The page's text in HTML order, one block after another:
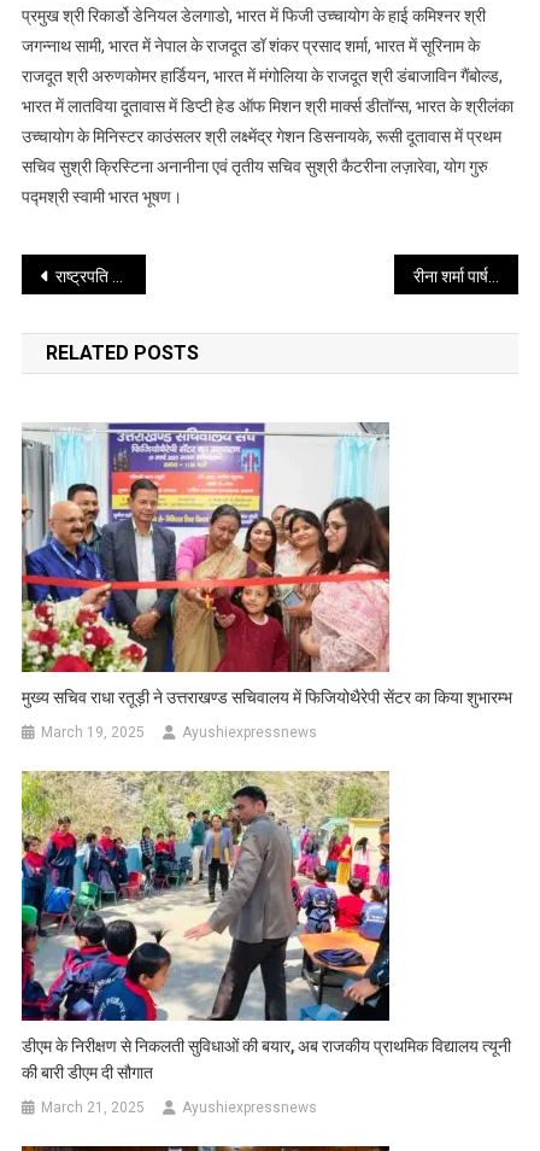
प्रमुख श्री रिकार्डो डेनियल डेलगाडो, भारत में फिजी उच्चायोग के हाई कमिश्नर श्री
जगन्नाथ सामी, भारत में नेपाल के राजदूत डॉ शंकर प्रसाद शर्मा, भारत में सूरिनाम के
राजदूत श्री अरुणकोमर हार्डियन, भारत में मंगोलिया के राजदूत श्री डंबाजाविन गैंबोल्ड,
भारत में लातविया दूतावास में डिप्टी हेड ऑफ मिशन श्री मार्क्स डीतॉन्स, भारत के श्रीलंका
उच्चायोग के मिनिस्टर काउंसलर श्री लक्ष्मेंद्र गेशन डिसनायके, रूसी दूतावास में प्रथम
सचिव सुश्री क्रिस्टिना अनानीना एवं तृतीय सचिव सुश्री कैटरीना लज़ारेवा, योग गुरु
पद्मश्री स्वामी भारत भूषण।
Post
navigation
राष्ट्रपति श्रीमती द्रौपदी मुर्मु के उत्तराखण्ड आगमन पर जौलीग्रांट एयरपोर्ट में राज्यपाल तथा मुख्यमंत्री ने उनका स्वागत एवं अभिनंदन किया रीना शर्मा पार्षद (नगरनिगम) एवं जतिन स्वरूप भटनागर (गंगासभा) रहे मुख्य अतिथि
RELATED POSTS
मुख्य सचिव राधा रतूड़ी ने उत्तराखण्ड सचिवालय में फिजियोथैरेपी सेंटर का किया शुभारम्भ
March 19, 2025 Ayushiexpressnews
डीएम के निरीक्षण से निकलती सुविधाओं की बयार, अब राजकीय प्राथमिक विद्यालय त्यूनी
की बारी डीएम दी सौगात
March 21, 2025 Ayushiexpressnews